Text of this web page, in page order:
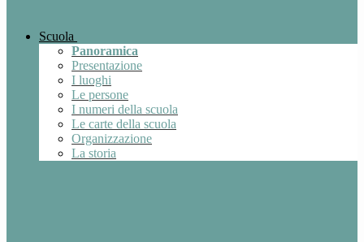
Scuola
Panoramica
Presentazione
I luoghi
Le persone
I numeri della scuola
Le carte della scuola
Organizzazione
La storia